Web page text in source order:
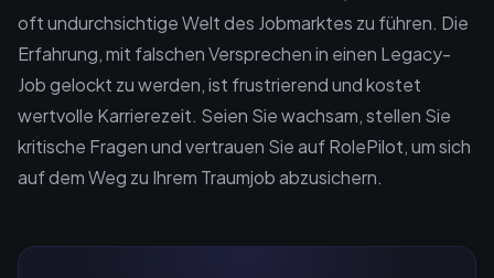
oft undurchsichtige Welt des Jobmarktes zu führen. Die
Erfahrung, mit falschen Versprechen in einen Legacy-
Job gelockt zu werden, ist frustrierend und kostet
wertvolle Karrierezeit. Seien Sie wachsam, stellen Sie
kritische Fragen und vertrauen Sie auf RolePilot, um sich
auf dem Weg zu Ihrem Traumjob abzusichern.